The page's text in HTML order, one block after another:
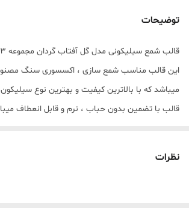
توضیحات
قالب شمع سیلیکونی مدل گل آفتاب گردان مجموعه 3 تایی
این قالب مناسب شمع سازی ، اکسسوری سنگ
میباشد که با بالاترین کیفیت و بهترین نوع
قالب با تضمین بدون حباب ، نرم و قابل انعطاف
نظرات